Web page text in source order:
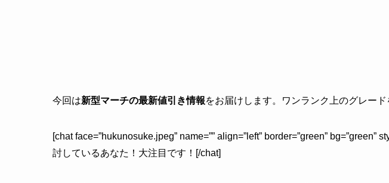
今回は新型マーチの最新値引き情報をお届けします。ワンランク上のグレード
[chat face=”hukunosuke.jpeg” name=”” align=”left” border=”green” bg=”green”
討しているあなた！大注目です！[/chat]